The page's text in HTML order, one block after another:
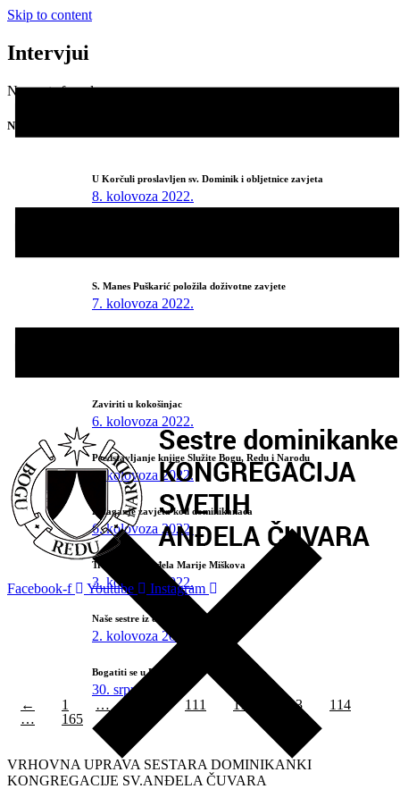
Skip to content
Facebook-f Youtube Instagram
Intervjui
No posts found.
Najnovije
U Korčuli proslavljen sv. Dominik i obljetnice zavjeta
8. kolovoza 2022.
S. Manes Puškarić položila doživotne zavjete
7. kolovoza 2022.
Zaviriti u kokošinjac
6. kolovoza 2022.
Predstavljanje knjige Služite Bogu, Redu i Narodu
6. kolovoza 2022.
Polaganje zavjeta kod dominikanaca
6. kolovoza 2022.
Tri zvijezde Anđela Marije Miškova
3. kolovoza 2022.
Naše sestre iz doline Neretve
2. kolovoza 2022.
Bogatiti se u Bogu
30. srpnja 2022.
←
1 … 111 112 113
114
…
165
VRHOVNA UPRAVA SESTARA DOMINIKANKI
KONGREGACIJE SV.ANĐELA ČUVARA